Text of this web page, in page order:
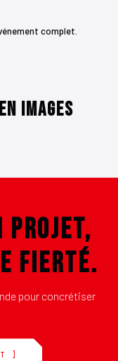
complet.
images
PROJET,
FIERTÉ.
pour concrétiser
]